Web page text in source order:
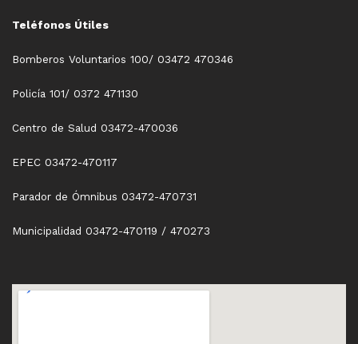
Teléfonos Útiles
Bomberos Voluntarios 100/ 03472 470346
Policía 101/ 0372 471130
Centro de Salud 03472-470036
EPEC 03472-470117
Parador de Ómnibus 03472-470731
Municipalidad 03472-470119 / 470273